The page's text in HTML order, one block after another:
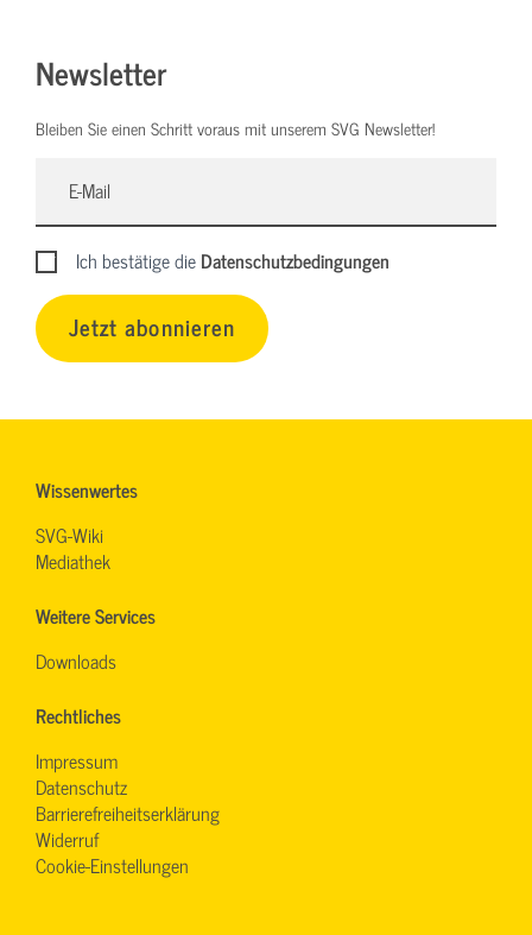
Newsletter
Bleiben Sie einen Schritt voraus mit unserem SVG Newsletter!
Ich bestätige dieDatenschutzbedingungen
Jetzt abonnieren
Wissenwertes
SVG-Wiki
Mediathek
Weitere Services
Downloads
Rechtliches
Impressum
Datenschutz
Barrierefreiheitserklärung
Widerruf
Cookie-Einstellungen